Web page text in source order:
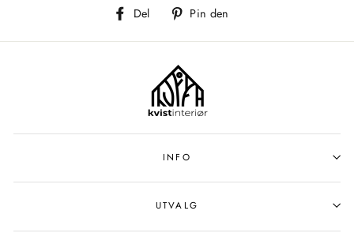
Del
Del
på
facebook
Pin den
Pinterest
INFO
UTVALG